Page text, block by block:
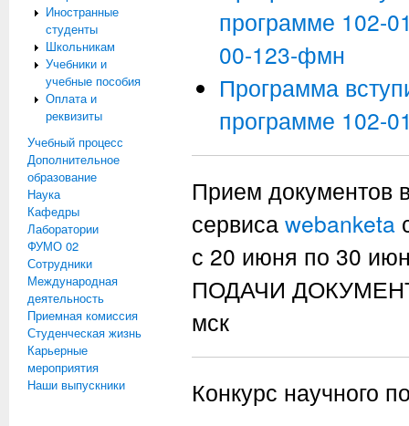
Иностранные
студенты
Школьникам
Учебники и
учебные пособия
Оплата и
реквизиты
Учебный процесс
Дополнительное
образование
Наука
Кафедры
Лаборатории
ФУМО 02
Сотрудники
Международная
деятельность
Приемная комиссия
Студенческая жизнь
Карьерные
мероприятия
Наши выпускники
программе 102-
00-123-фмн
Программа
программе 102-
Прием документов
сервиса webanketa
с 20 июня по 30
ПОДАЧИ
мск
Конкурс научного